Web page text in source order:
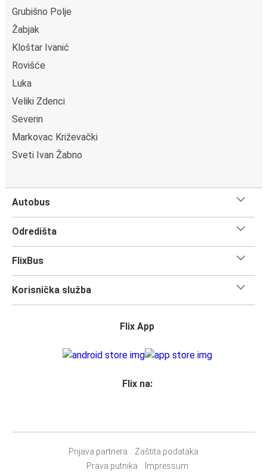
Grubišno Polje
Žabjak
Kloštar Ivanić
Rovišće
Luka
Veliki Zdenci
Severin
Markovac Križevački
Sveti Ivan Žabno
Autobus
Odredišta
FlixBus
Korisnička služba
Flix App
Flix na:
Prijava partnera
Zaštita podataka
Prava putnika
Impressum